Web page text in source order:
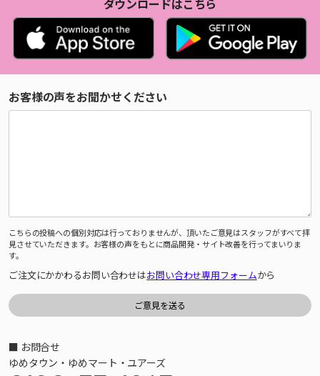
ダウンロードはこちら
お客様の声をお聞かせください
こちらの投稿への個別対応は行っておりませんが、頂いたご意見はスタッフがすべて拝
見させていただきます。お客様の声をもとに商品開発・サイト改善を行ってまいりま
す。
ご注文にかかわるお問い合わせはお問い合わせ専用フォームから
■ お問合せ
ゆめタウン・ゆめマート・ユアーズ